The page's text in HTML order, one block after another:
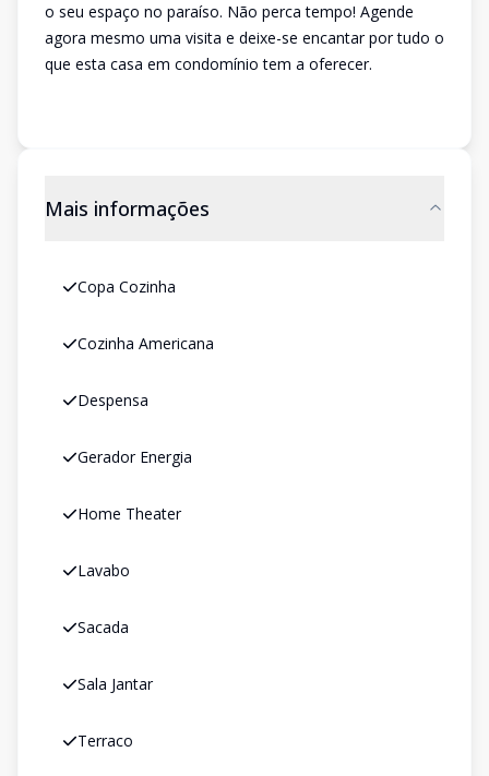
o seu espaço no paraíso. Não perca tempo! Agende
agora mesmo uma visita e deixe-se encantar por tudo o
que esta casa em condomínio tem a oferecer.
Mais informações
Copa Cozinha
Cozinha Americana
Despensa
Gerador Energia
Home Theater
Lavabo
Sacada
Sala Jantar
Terraco